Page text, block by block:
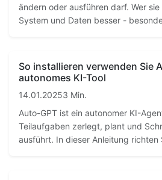
ändern oder ausführen darf. Wer
System und Daten besser -
So installieren verwenden Sie
autonomes KI-Tool
14.01.20253 Min.
Auto-GPT ist ein autonomer KI-
Teilaufgaben zerlegt, plant und
ausführt. In dieser Anleitung richten